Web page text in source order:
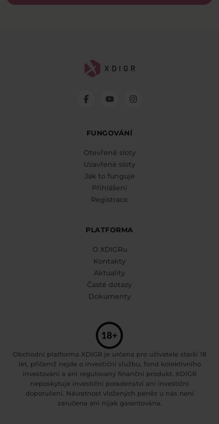
FUNGOVÁNÍ
Otevřené sloty
Uzavřené sloty
Jak to funguje
Přihlášení
Registrace
PLATFORMA
O XDIGRu
Kontakty
Aktuality
Časté dotazy
Dokumenty
Obchodní platforma XDIGR je určena pro uživatele starší 18
let, přičemž nejde o investiční službu, fond kolektivního
investování a ani regulovaný finanční produkt. XDIGR
neposkytuje investiční poradenství ani investiční
doporučení. Návratnost vložených peněz u nás není
zaručena ani nijak garantována.